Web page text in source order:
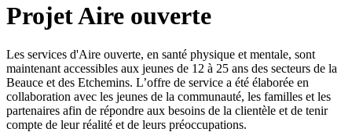
Projet Aire ouverte
Les services d'Aire ouverte, en santé physique et mentale, sont
maintenant accessibles aux jeunes de 12 à 25 ans des secteurs de la
Beauce et des Etchemins. L’offre de service a été élaborée en
collaboration avec les jeunes de la communauté, les familles et les
partenaires afin de répondre aux besoins de la clientèle et de tenir
compte de leur réalité et de leurs préoccupations.